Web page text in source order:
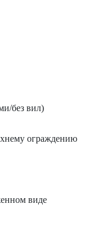
без вил)
ограждению
виде